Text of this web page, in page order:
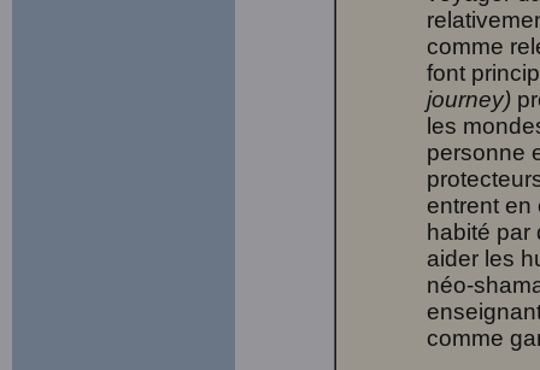
comme
font
journey)
les
personne
entrent en
habité par
aider les
néo-
comme